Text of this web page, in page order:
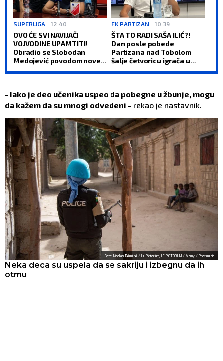
SUPERLIGA 12:40
OVO ĆE SVI NAVIJAČI
VOJVODINE UPAMTITI!
Obradio se Slobodan
Medojević povodom nove
FK PARTIZAN 10:39
ŠTA TO RADI SAŠA ILIĆ?!
Dan posle pobede
Partizana nad Tobolom
šalje četvoricu igrača u
- Iako je deo učenika uspeo da pobegne u žbunje, mogu
da kažem da su mnogi odvedeni - rekao je nastavnik.
Foto: Nicolas Réméné / Le Pictorium, LE PICTORIUM / Alamy / Profimedia
Neka deca su uspela da se sakriju i izbegnu da ih
otmu